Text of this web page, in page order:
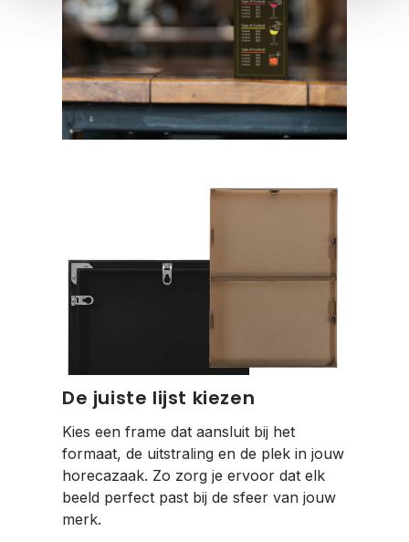
De juiste lijst kiezen
Kies een frame dat aansluit bij het
formaat, de uitstraling en de plek in jouw
horecazaak. Zo zorg je ervoor dat elk
beeld perfect past bij de sfeer van jouw
merk.